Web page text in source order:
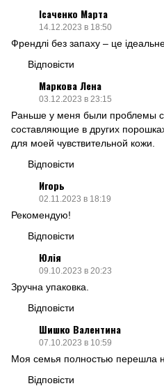
Ісаченко Марта
14.12.2023 в 18:50
Френдлі без запаху – це
Відповісти
Маркова Лена
03.12.2023 в 23:15
Раньше у меня были проблемы
составляющие в других
для моей чувствительной кожи.
Відповісти
Игорь
02.11.2023 в 18:19
Рекомендую!
Відповісти
Юлія
09.10.2023 в 20:23
Зручна упаковка.
Відповісти
Шишко Валентина
07.10.2023 в 10:59
Моя семья полностью перешла
Відповісти